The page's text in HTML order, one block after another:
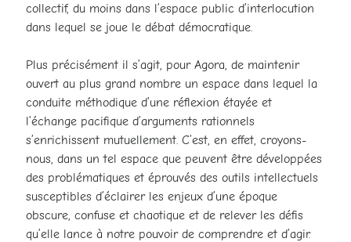
collectif, du moins dans l’espace public d’interlocution
dans lequel se joue le débat démocratique.
Plus précisément il s’agit, pour Agora, de maintenir
ouvert au plus grand nombre un espace dans lequel la
conduite méthodique d’une réflexion étayée et
l’échange pacifique d’arguments rationnels
s’enrichissent mutuellement. C’est, en effet, croyons-
nous, dans un tel espace que peuvent être développées
des problématiques et éprouvés des outils intellectuels
susceptibles d’éclairer les enjeux d’une époque
obscure, confuse et chaotique et de relever les défis
qu’elle lance à notre pouvoir de comprendre et d’agir.